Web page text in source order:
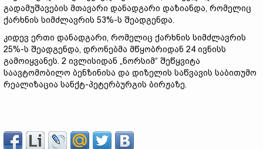
გადამუშავების მთავარი დანადგარი დაზიანდა, რომელიც
ქარხნის სიმძლავრის 53%-ს შეადგენდა.
კიდევ ერთი დანადგარი, რომელიც ქარხნის სიმძლავრის
25%-ს შეადგენდა, დრონებმა მწყობრიდან 24 ივნისს
გამოიყვანეს. 2 ივლისიდან „ნორსიმ“ შეწყვიტა
საავტომობილო ბენზინისა და დიზელის საწვავის საბითუმო
რეალიზაცია სანქტ-პეტერბურგის ბირჟაზე.